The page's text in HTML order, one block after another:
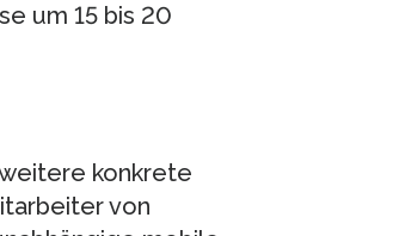
um 15 bis 20
konkrete
von